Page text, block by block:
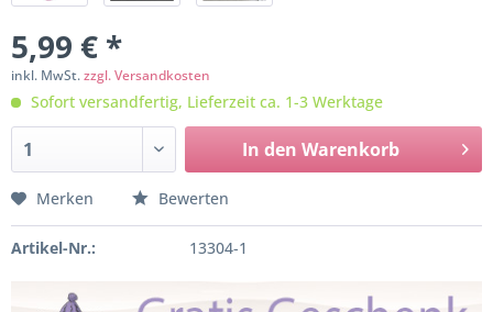
5,99 € *
inkl. MwSt.zzgl. Versandkosten
Sofort versandfertig, Lieferzeit ca. 1-3 Werktage
In den Warenkorb
Merken Bewerten
Artikel-Nr.: 13304-1